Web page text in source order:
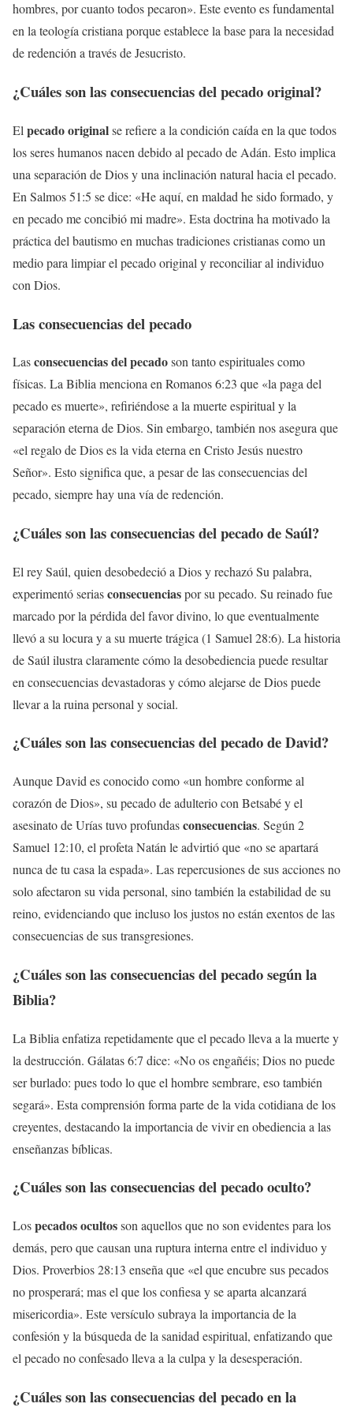
hombres, por cuanto todos pecaron». Este evento es fundamental
en la teología cristiana porque establece la base para la necesidad
de redención a través de Jesucristo.
¿Cuáles son lasconsecuencias del pecado original?
El pecado originalse refiere a la condición caída en la que todos
los seres humanos nacen debido al pecado de Adán. Esto implica
una separación de Dios y una inclinación natural hacia el pecado.
En Salmos 51:5 se dice: «He aquí, en maldad he sido formado, y
en pecado me concibió mi madre». Esta doctrina ha motivado la
práctica del bautismo en muchas tradiciones cristianas como un
medio para limpiar el pecado original y reconciliar al individuo
con Dios.
Lasconsecuencias del pecado
Lasconsecuencias del pecadoson tanto espirituales como
físicas. La Biblia menciona en Romanos 6:23 que «la paga del
pecado es muerte», refiriéndose a la muerte espiritual y la
separación eterna de Dios. Sin embargo, también nos asegura que
«el regalo de Dios es la vida eterna en Cristo Jesús nuestro
Señor». Esto significa que, a pesar de las consecuencias del
pecado, siempre hay una vía de redención.
¿Cuáles son lasconsecuencias del pecado de Saúl?
El rey Saúl, quien desobedeció a Dios y rechazó Su palabra,
experimentó seriasconsecuenciaspor su pecado. Su reinado fue
marcado por la pérdida del favor divino, lo que eventualmente
llevó a su locura y a su muerte trágica (1 Samuel 28:6). La historia
de Saúl ilustra claramente cómo la desobediencia puede resultar
en consecuencias devastadoras y cómo alejarse de Dios puede
llevar a la ruina personal y social.
¿Cuáles son lasconsecuencias del pecado de David?
Aunque David es conocido como «un hombre conforme al
corazón de Dios», su pecado de adulterio con Betsabé y el
asesinato de Urías tuvo profundasconsecuencias. Según 2
Samuel 12:10, el profeta Natán le advirtió que «no se apartará
nunca de tu casa la espada». Las repercusiones de sus acciones no
solo afectaron su vida personal, sino también la estabilidad de su
reino, evidenciando que incluso los justos no están exentos de las
consecuencias de sus transgresiones.
¿Cuáles son lasconsecuencias del pecado según la
Biblia?
La Biblia enfatiza repetidamente que el pecado lleva a la muerte y
la destrucción. Gálatas 6:7 dice: «No os engañéis; Dios no puede
ser burlado: pues todo lo que el hombre sembrare, eso también
segará». Esta comprensión forma parte de la vida cotidiana de los
creyentes, destacando la importancia de vivir en obediencia a las
enseñanzas bíblicas.
¿Cuáles son lasconsecuencias del pecado oculto?
Lospecados ocultosson aquellos que no son evidentes para los
demás, pero que causan una ruptura interna entre el individuo y
Dios. Proverbios 28:13 enseña que «el que encubre sus pecados
no prosperará; mas el que los confiesa y se aparta alcanzará
misericordia». Este versículo subraya la importancia de la
confesión y la búsqueda de la sanidad espiritual, enfatizando que
el pecado no confesado lleva a la culpa y la desesperación.
¿Cuáles son lasconsecuencias del pecado en la